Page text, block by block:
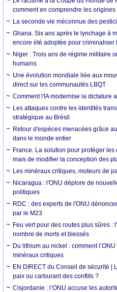
comment en comprendre les origines
La seconde vie méconnue des
Ghana. Six ans après le lynchage à
encore été adoptée pour
Niger : Trois ans de régime militaire
humains
Une évolution mondiale liée aux
direct sur les communautés LBQT
Comment l'IA modernise la dictature
Les attaques contre les identités
stratégique au Brésil
Retour d'espèces menacées grâce
dans le monde entier
France. La solution pour protéger les
mais de modifier la conception des
Les minéraux critiques, moteurs de
Nicaragua : l'ONU déplore de
politiques
RDC : des experts de l'ONU
par le M23
Feu vert pour des routes plus sûres :
nombre de morts et blessés
Du lithium au nickel : comment
minéraux critiques
EN DIRECT du Conseil de sécurité |
paix ou carburant des conflits ?
Cisjordanie : l’ONU accuse les